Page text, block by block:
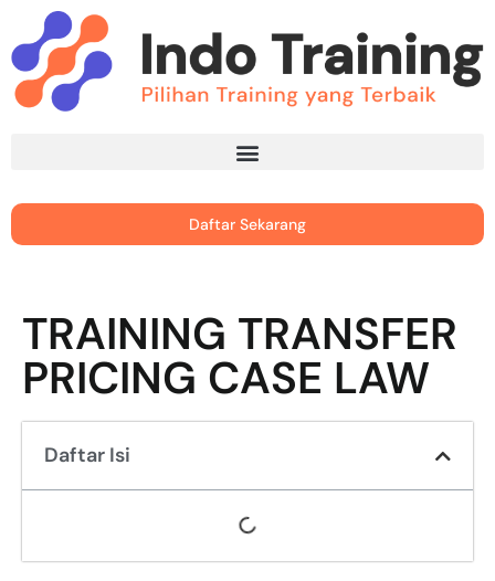
Daftar Sekarang
TRAINING TRANSFER
PRICING CASE LAW
Daftar Isi